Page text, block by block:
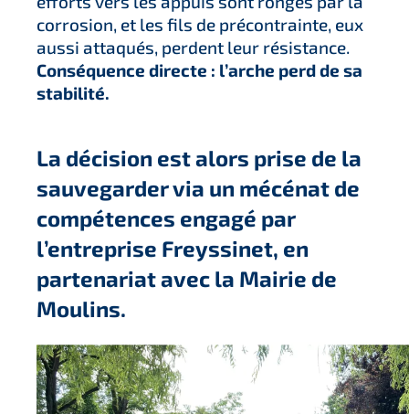
corrosion, et les fils de précontrainte, eux
aussi attaqués, perdent leur résistance.
Conséquence directe : l’arche perd de sa
stabilité.
La décision est alors prise de la
sauvegarder via un mécénat de
compétences engagé par
l’entreprise Freyssinet, en
partenariat avec la Mairie de
Moulins.